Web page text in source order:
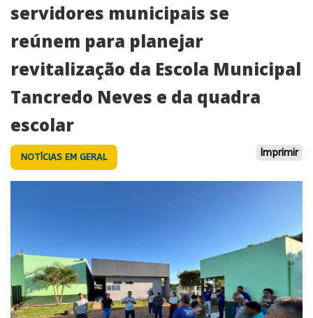
servidores municipais se
reúnem para planejar
revitalização da Escola Municipal
Tancredo Neves e da quadra
escolar
NOTÍCIAS EM GERAL Imprimir